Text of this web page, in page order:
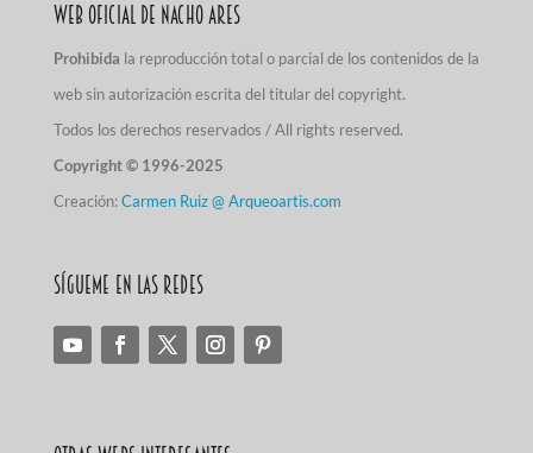
Web Oficial de Nacho Ares
Prohibida la reproducción total o parcial de los contenidos de la
web sin autorización escrita del titular del copyright.
Todos los derechos reservados / All rights reserved.
Copyright © 1996-2025
Creación:Carmen Ruiz @ Arqueoartis.com
Sígueme en las redes